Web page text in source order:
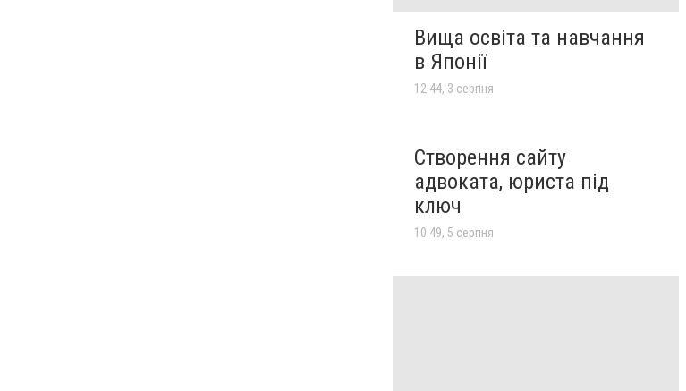
Вища освіта та навчання
в Японії
12:44, 3 серпня
Створення сайту
адвоката, юриста під
ключ
10:49, 5 серпня